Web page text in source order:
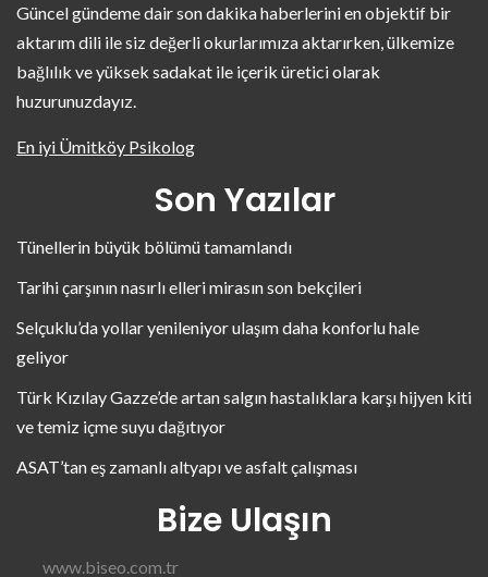
Güncel gündeme dair son dakika haberlerini en objektif bir
aktarım dili ile siz değerli okurlarımıza aktarırken, ülkemize
bağlılık ve yüksek sadakat ile içerik üretici olarak
huzurunuzdayız.
En iyi Ümitköy Psikolog
Son Yazılar
Tünellerin büyük bölümü tamamlandı
Tarihi çarşının nasırlı elleri mirasın son bekçileri
Selçuklu’da yollar yenileniyor ulaşım daha konforlu hale
geliyor
Türk Kızılay Gazze’de artan salgın hastalıklara karşı hijyen kiti
ve temiz içme suyu dağıtıyor
ASAT’tan eş zamanlı altyapı ve asfalt çalışması
Bize Ulaşın
www.biseo.com.tr